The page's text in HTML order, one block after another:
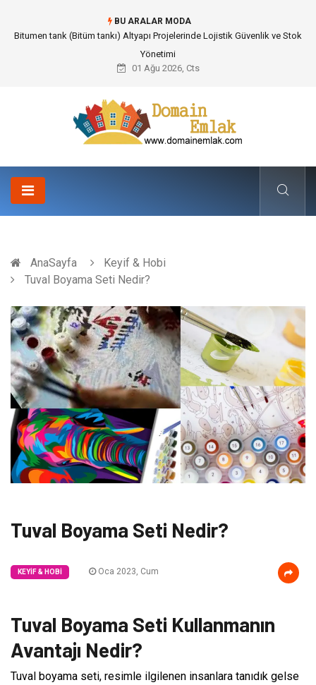
BU ARALAR MODA
Güvenilir Chip Satışı: Kesintisiz Poker Deneyimi İçin Profesyonel Destek
01 Ağu 2026, Cts
AnaSayfa
Keyif & Hobi
Tuval Boyama Seti Nedir?
Tuval Boyama Seti Nedir?
KEYIF & HOBI Oca 2023, Cum
Tuval Boyama Seti Kullanmanın
Avantajı Nedir?
Tuval boyama seti, resimle ilgilenen insanlara tanıdık gelse